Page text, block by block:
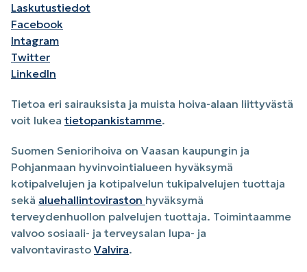
Laskutustiedot
Facebook
Intagram
Twitter
LinkedIn
Tietoa eri sairauksista ja muista hoiva-alaan liittyvästä
voit lukea tietopankistamme.
Suomen Seniorihoiva on Vaasan kaupungin ja
Pohjanmaan hyvinvointialueen hyväksymä
kotipalvelujen ja kotipalvelun tukipalvelujen tuottaja
sekä aluehallintoviraston hyväksymä
terveydenhuollon palvelujen tuottaja. Toimintaamme
valvoo sosiaali- ja terveysalan lupa- ja
valvontavirasto Valvira.